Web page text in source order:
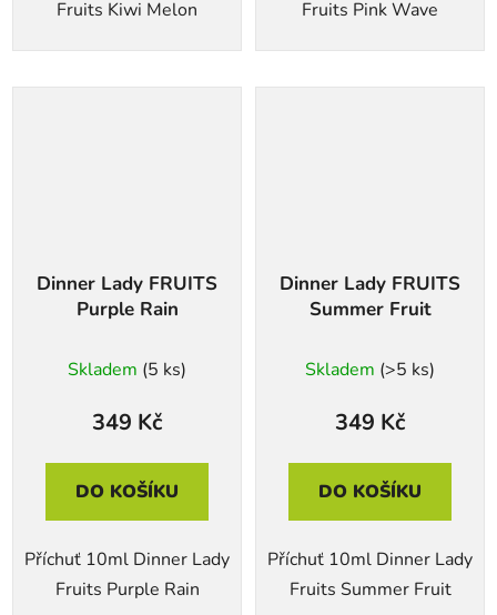
Fruits Kiwi Melon Fruits Pink Wave
Dinner Lady FRUITS
Purple Rain
Skladem (5 ks)
349 Kč
DO KOŠÍKU
Příchuť 10ml Dinner Lady
Fruits Purple Rain
Dinner Lady FRUITS
Summer Fruit
Skladem (>5 ks)
349 Kč
DO KOŠÍKU
Příchuť 10ml Dinner Lady
Fruits Summer Fruit